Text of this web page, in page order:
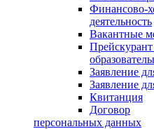
Финансово-
деятельность
Вакантные
Заявление
Заявление
Квитанция
Договор
персональных данных